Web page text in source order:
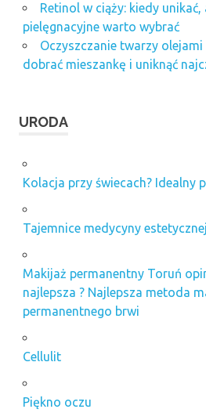
Retinol w ciąży: kiedy
pielęgnacyjne warto wybrać
Oczyszczanie twarzy
dobrać mieszankę i uniknąć
URODA
Kolacja przy świecach? Idealny
Tajemnice medycyny estetycznej
Makijaż permanentny Toruń
najlepsza ? Najlepsza metoda
permanentnego brwi
Cellulit
Piękno oczu